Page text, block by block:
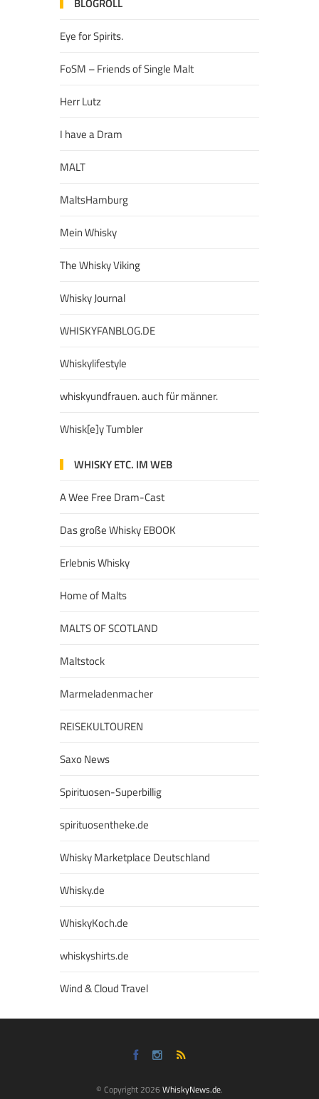
Eye for Spirits.
FoSM – Friends of Single Malt
Herr Lutz
I have a Dram
MALT
MaltsHamburg
Mein Whisky
The Whisky Viking
Whisky Journal
WHISKYFANBLOG.DE
Whiskylifestyle
whiskyundfrauen. auch für männer.
Whisk[e]y Tumbler
WHISKY ETC. IM WEB
A Wee Free Dram-Cast
Das große Whisky EBOOK
Erlebnis Whisky
Home of Malts
MALTS OF SCOTLAND
Maltstock
Marmeladenmacher
REISEKULTOUREN
Saxo News
Spirituosen-Superbillig
spirituosentheke.de
Whisky Marketplace Deutschland
Whisky.de
WhiskyKoch.de
whiskyshirts.de
Wind & Cloud Travel
© Copyright 2026 WhiskyNews.de.